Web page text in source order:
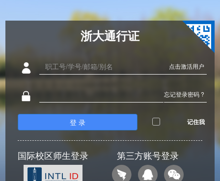
浙大通行证
点击激活用户
忘记登录密码 ?
登 录 记住我
国际校区师生登录 第三方账号登录